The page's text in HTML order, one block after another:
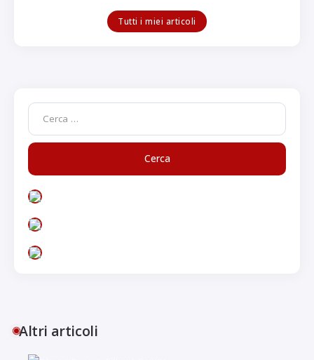
Tutti i miei articoli
Altri articoli